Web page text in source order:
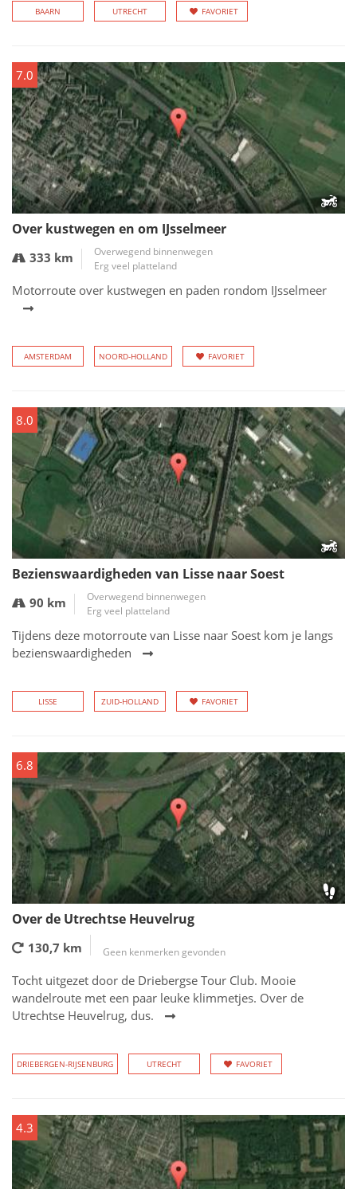
BAARN UTRECHT FAVORIET
7.0
Over kustwegen en om IJsselmeer
333 km
Overwegend binnenwegen
Erg veel platteland
Motorroute over kustwegen en paden rondom IJsselmeer
AMSTERDAM NOORD-HOLLAND FAVORIET
8.0
Bezienswaardigheden van Lisse naar Soest
90 km
Overwegend binnenwegen
Erg veel platteland
Tijdens deze motorroute van Lisse naar Soest kom je langs
bezienswaardigheden
LISSE ZUID-HOLLAND FAVORIET
6.8
Over de Utrechtse Heuvelrug
130,7 km Geen kenmerken gevonden
Tocht uitgezet door de Driebergse Tour Club. Mooie
wandelroute met een paar leuke klimmetjes. Over de
Utrechtse Heuvelrug, dus.
DRIEBERGEN-RIJSENBURG UTRECHT FAVORIET
4.3